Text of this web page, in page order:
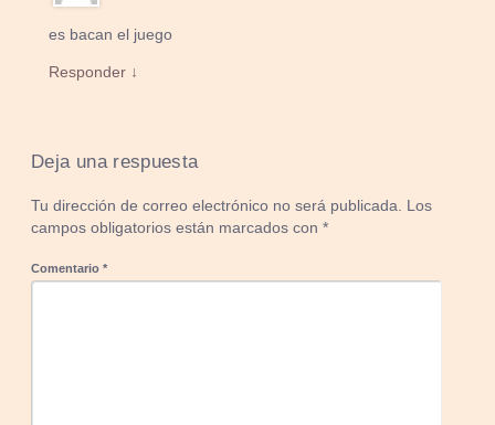
es bacan el juego
Responder ↓
Deja una respuesta
Tu dirección de correo electrónico no será publicada.
Los
campos obligatorios están marcados con*
Comentario*